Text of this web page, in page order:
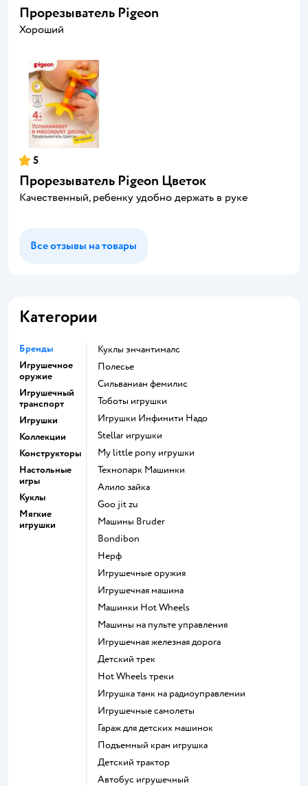
Прорезыватель Pigeon
Хороший
5
Прорезыватель Pigeon Цветок
Качественный, ребенку удобно держать в руке
Все отзывы на товары
Категории
Бренды
Игрушечное
оружие
Игрушечный
транспорт
Игрушки
Коллекции
Конструкторы
Настольные
игры
Куклы
Мягкие
игрушки
Куклы энчантималс
Полесье
Сильваниан фемилис
Тоботы игрушки
Игрушки Инфинити Надо
Stellar игрушки
my little pony игрушки
Технопарк Машинки
Алило зайка
Goo jit zu
Машины Bruder
Bondibon
Нерф
Игрушечные оружия
Игрушечная машина
Машинки Hot Wheels
Машины на пульте управления
Игрушечная железная дорога
Детский трек
Hot Wheels треки
Игрушка танк на радиоуправлении
Игрушечные самолеты
Гараж для детских машинок
Подъемный кран игрушка
Детский трактор
Автобус игрушечный